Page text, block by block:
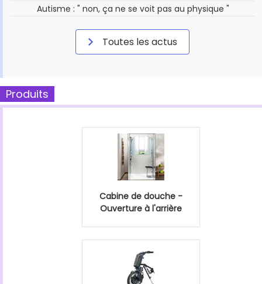
Autisme : " non, ça ne se voit pas au physique "
Toutes les actus
Produits
Cabine de douche -
Ouverture à l'arrière